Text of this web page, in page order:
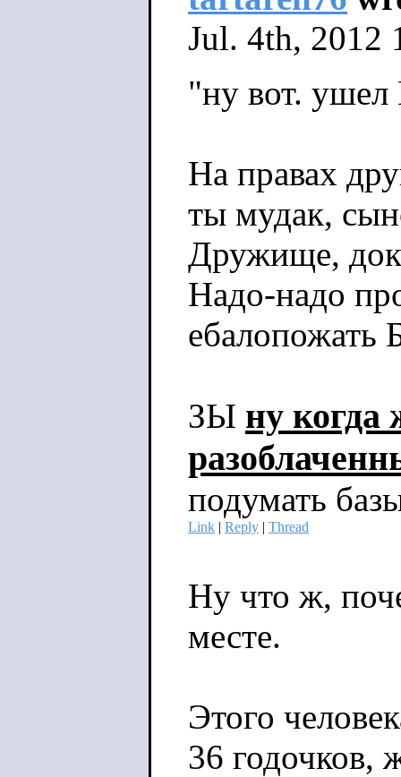
Jul. 4th, 2012
"ну вот. ушел
На правах
ты мудак,
Дружище,
Надо-надо
ебалопожать
ЗЫ ну когда
подумать
Link | Reply | Thread
Ну что ж,
месте.
Этого
36 годочков,